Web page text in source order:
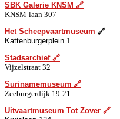
S BK Galerie KNSM 🔗
KNSM-laan 307
Het Scheepvaartmuseum 🔗
Kattenburgerplein 1
Stadsarchief 🔗
Vijzelstraat 32
Surinamemuseum 🔗
Zeeburgerdijk 19-21
Uitvaartmuseum Tot Zover 🔗